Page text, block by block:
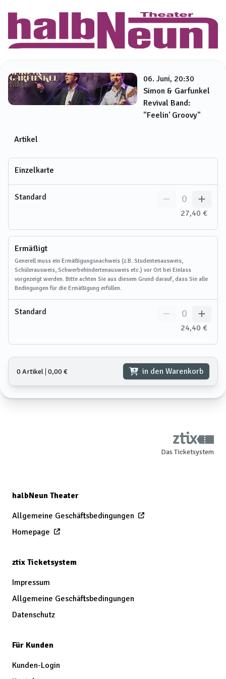
06. Juni, 20:30
Simon & Garfunkel
Revival Band:
"Feelin' Groovy"
Artikel
Einzelkarte
Standard
27,40 €
0
Ermäßigt
Generell muss ein Ermäßigungsnachweis (z.B. Studentenausweis,
Schülerausweis, Schwerbehindertenausweis etc.) vor Ort bei Einlass
vorgezeigt werden. Bitte achten Sie aus diesem Grund darauf, dass Sie alle
Bedingungen für die Ermäßigung erfüllen.
Standard
24,40 €
0
0 Artikel 0,00 € in den Warenkorb
Das Ticketsystem
halbNeun Theater
Allgemeine Geschäftsbedingungen
Homepage
ztix Ticketsystem
Impressum
Allgemeine Geschäftsbedingungen
Datenschutz
Für Kunden
Kunden-Login